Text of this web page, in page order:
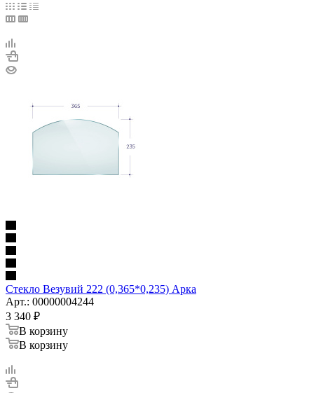
Стекло Везувий 222 (0,365*0,235) Арка
Арт.: 00000004244
3 340 ₽
В корзину
В корзину